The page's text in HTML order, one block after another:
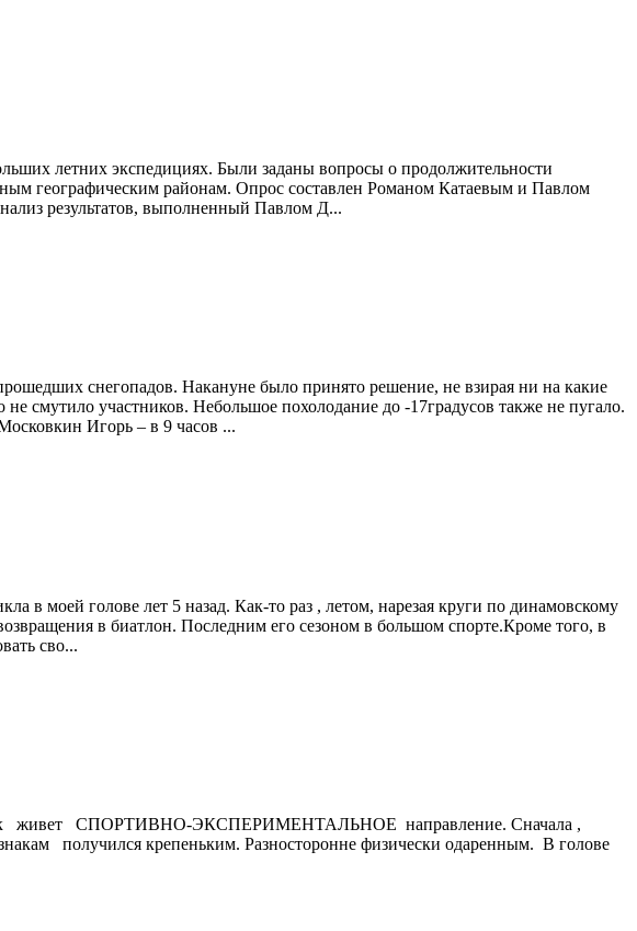
летних экспедициях. Были заданы вопросы о продолжительности
географическим районам. Опрос составлен Романом Катаевым и Павлом
результатов, выполненный Павлом Д...
снегопадов. Накануне было принято решение, не взирая ни на какие
смутило участников. Небольшое похолодание до -17градусов также не пугало.
Игорь – в 9 часов ...
в моей голове лет 5 назад. Как-то раз , летом, нарезая круги по динамовскому
в биатлон. Последним его сезоном в большом спорте.Кроме того, в
сво...
как живет СПОРТИВНО-ЭКСПЕРИМЕНТАЛЬНОЕ направление. Сначала ,
получился крепеньким. Разносторонне физически одаренным. В голове